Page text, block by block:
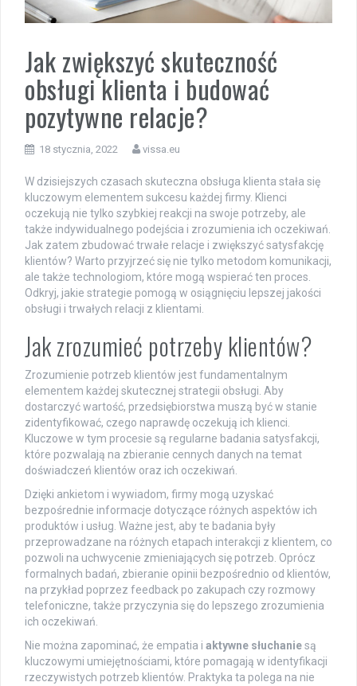
Jak zwiększyć skuteczność
obsługi klienta i budować
pozytywne relacje?
18 stycznia, 2022 vissa.eu
W dzisiejszych czasach skuteczna obsługa klienta stała się
kluczowym elementem sukcesu każdej firmy. Klienci
oczekują nie tylko szybkiej reakcji na swoje potrzeby, ale
także indywidualnego podejścia i zrozumienia ich oczekiwań.
Jak zatem zbudować trwałe relacje i zwiększyć satysfakcję
klientów? Warto przyjrzeć się nie tylko metodom komunikacji,
ale także technologiom, które mogą wspierać ten proces.
Odkryj, jakie strategie pomogą w osiągnięciu lepszej jakości
obsługi i trwałych relacji z klientami.
Jak zrozumieć potrzeby klientów?
Zrozumienie potrzeb klientów jest fundamentalnym
elementem każdej skutecznej strategii obsługi. Aby
dostarczyć wartość, przedsiębiorstwa muszą być w stanie
zidentyfikować, czego naprawdę oczekują ich klienci.
Kluczowe w tym procesie są regularne badania satysfakcji,
które pozwalają na zbieranie cennych danych na temat
doświadczeń klientów oraz ich oczekiwań.
Dzięki ankietom i wywiadom, firmy mogą uzyskać
bezpośrednie informacje dotyczące różnych aspektów ich
produktów i usług. Ważne jest, aby te badania były
przeprowadzane na różnych etapach interakcji z klientem, co
pozwoli na uchwycenie zmieniających się potrzeb. Oprócz
formalnych badań, zbieranie opinii bezpośrednio od klientów,
na przykład poprzez feedback po zakupach czy rozmowy
telefoniczne, także przyczynia się do lepszego zrozumienia
ich oczekiwań.
Nie można zapominać, że empatia i aktywne słuchaniesą
kluczowymi umiejętnościami, które pomagają w identyfikacji
rzeczywistych potrzeb klientów. Praktyka ta polega na nie